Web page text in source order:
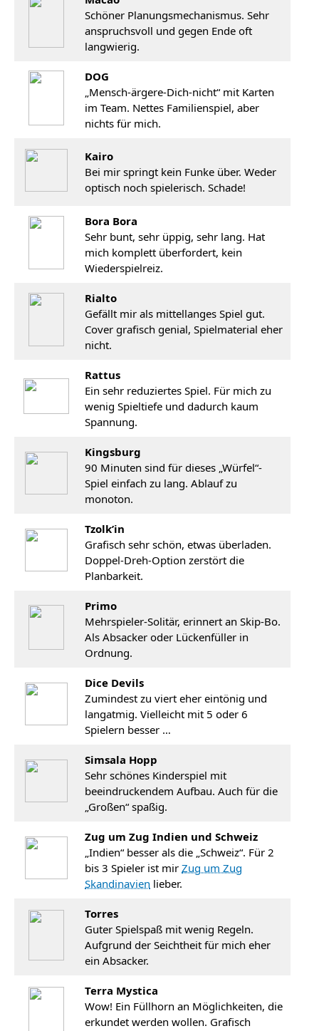
Schöner Planungsmechanismus. Sehr
anspruchsvoll und gegen Ende oft
langwierig.
DOG
„Mensch-ärgere-Dich-nicht“ mit Karten
im Team. Nettes Familienspiel, aber
nichts für mich.
Kairo
Bei mir springt kein Funke über. Weder
optisch noch spielerisch. Schade!
Bora Bora
Sehr bunt, sehr üppig, sehr lang. Hat
mich komplett überfordert, kein
Wiederspielreiz.
Rialto
Gefällt mir als mittellanges Spiel gut.
Cover grafisch genial, Spielmaterial eher
nicht.
Rattus
Ein sehr reduziertes Spiel. Für mich zu
wenig Spieltiefe und dadurch kaum
Spannung.
Kingsburg
90 Minuten sind für dieses „Würfel“-
Spiel einfach zu lang. Ablauf zu
monoton.
Tzolk’in
Grafisch sehr schön, etwas überladen.
Doppel-Dreh-Option zerstört die
Planbarkeit.
Primo
Mehrspieler-Solitär, erinnert an Skip-Bo.
Als Absacker oder Lückenfüller in
Ordnung.
Dice Devils
Zumindest zu viert eher eintönig und
langatmig. Vielleicht mit 5 oder 6
Spielern besser …
Simsala Hopp
Sehr schönes Kinderspiel mit
beeindruckendem Aufbau. Auch für die
„Großen“ spaßig.
Zug um Zug Indien und Schweiz
„Indien“ besser als die „Schweiz“. Für 2
bis 3 Spieler ist mir Zug um Zug
Skandinavien lieber.
Torres
Guter Spielspaß mit wenig Regeln.
Aufgrund der Seichtheit für mich eher
ein Absacker.
Terra Mystica
Wow! Ein Füllhorn an Möglichkeiten, die
erkundet werden wollen. Grafisch